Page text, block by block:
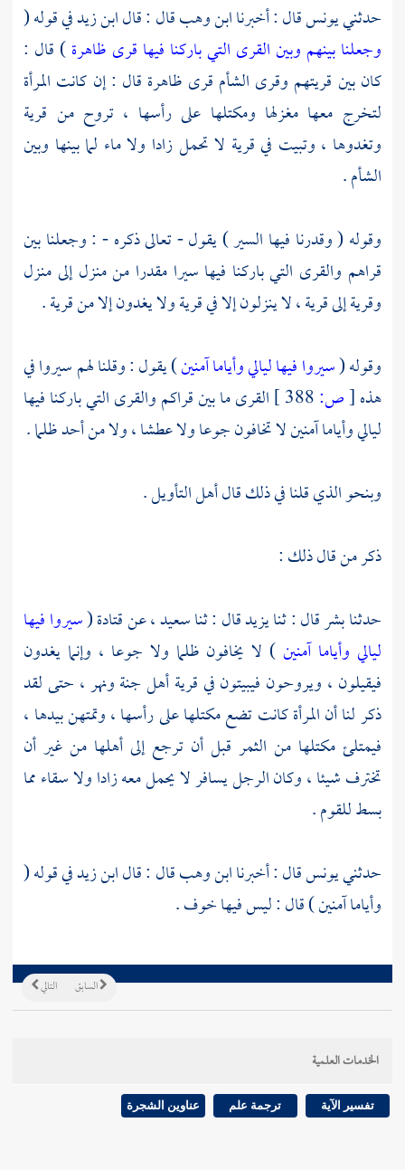
حدثنييونسقال : أخبرناابن وهبقال : قالابن زيدفي قوله (
وجعلنا بينهم وبين القرى التي باركنا فيها قرى ظاهرة) قال :
كان بين قريتهم وقرى الشأم قرى ظاهرة قال : إن كانت المرأة
لتخرج معها مغزلها ومكتلها على رأسها ، تروح من قرية
وتغدوها ، وتبيت في قرية لا تحمل زادا ولا ماء لما بينها وبين
الشأم.
وقوله ( وقدرنا فيها السير ) يقول - تعالى ذكره - : وجعلنا بين
قراهم والقرى التي باركنا فيها سيرا مقدرا من منزل إلى منزل
وقرية إلى قرية ، لا ينزلون إلا في قرية ولا يغدون إلا من قرية .
وقوله (سيروا فيها ليالي وأياما آمنين) يقول : وقلنا لهم سيروا في
هذه[ص:
القرى ما بين قراكم والقرى التي باركنا فيها
ليالي وأياما آمنين لا تخافون جوعا ولا عطشا ، ولا من أحد ظلما .
وبنحو الذي قلنا في ذلك قال أهل التأويل .
ذكر من قال ذلك :
حدثنابشرقال : ثنايزيدقال : ثناسعيد ،عنقتادة(سيروا فيها
ليالي وأياما آمنين ) لا يخافون ظلما ولا جوعا ، وإنما يغدون
فيقيلون ، ويروحون فيبيتون في قرية أهل جنة ونهر ، حتى لقد
ذكر لنا أن المرأة كانت تضع مكتلها على رأسها ، وتمتهن بيدها ،
فيمتلئ مكتلها من الثمر قبل أن ترجع إلى أهلها من غير أن
تخترف شيئا ، وكان الرجل يسافر لا يحمل معه زادا ولا سقاء مما
بسط للقوم .
حدثنييونسقال : أخبرناابن وهبقال : قالابن زيدفي قوله (
وأياما آمنين ) قال : ليس فيها خوف .
التالي السابق
الخدمات العلمية
تفسير الآية ترجمة علم عناوين الشجرة